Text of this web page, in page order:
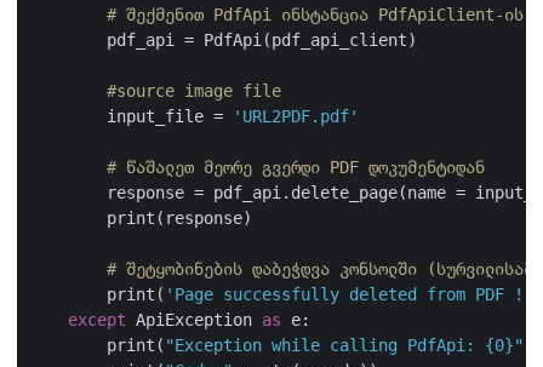
# შექმენით PdfApi ინსტანცია PdfApiClient-ის
        pdf_api = PdfApi(pdf_api_client)
#source image file
        input_file =
'URL2PDF.pdf'
# წაშალეთ მეორე გვერდი PDF დოკუმენტიდან
response = pdf_api.delete_page(name =
        print(response)
# შეტყობინების დაბეჭდვა კონსოლში
        print(
'Page successfully deleted from PDF !'
except ApiException as e:
        print(
"Exception while calling PdfApi: {0}"